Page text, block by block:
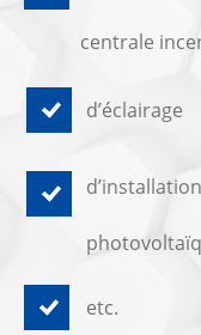
centrale
d’éclairage
etc.